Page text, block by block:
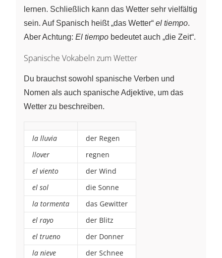
lernen. Schließlich kann das Wetter sehr vielfältig
sein. Auf Spanisch heißt „das Wetter“ el tiempo.
Aber Achtung: El tiempo bedeutet auch „die Zeit“.
Spanische Vokabeln zum Wetter
Du brauchst sowohl spanische Verben und
Nomen als auch spanische Adjektive, um das
Wetter zu beschreiben.
la lluvia
der Regen
llover
regnen
el viento
der Wind
el sol
die Sonne
la tormenta
das Gewitter
el rayo
der Blitz
el trueno
der Donner
la nieve
der Schnee